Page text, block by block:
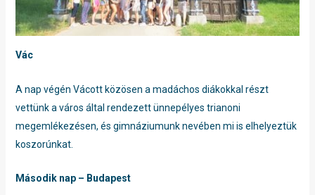
Vác
A nap végén Vácott közösen a madáchos diákokkal részt
vettünk a város által rendezett ünnepélyes trianoni
megemlékezésen, és gimnáziumunk nevében mi is elhelyeztük
koszorúnkat.
Második nap – Budapest